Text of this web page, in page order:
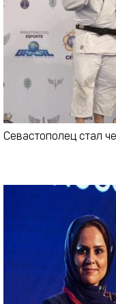
Севастополец стал